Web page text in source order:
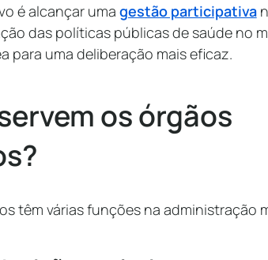
é alcançar uma gestão participativa
das políticas públicas de saúde no
para uma deliberação mais eficaz.
os órgãos
têm várias funções na administração